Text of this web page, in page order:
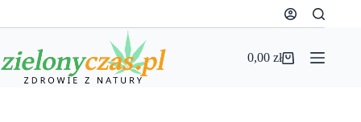
Koszyk
0,00zł